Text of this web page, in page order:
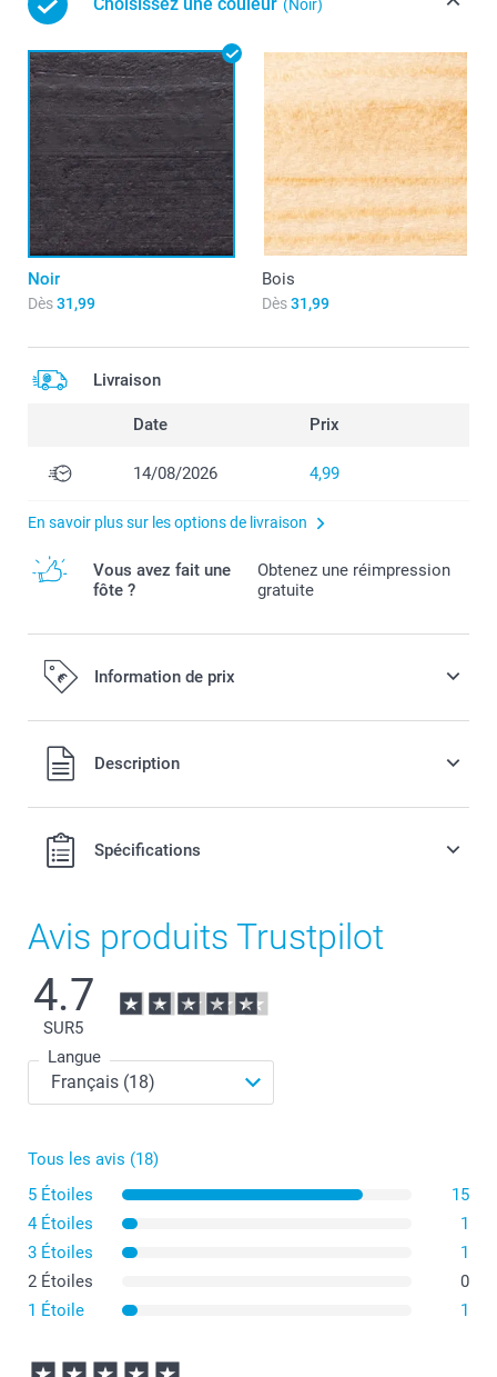
Choisissez une couleur (Noir)
Noir
Dès31,99
Bois
Dès31,99
Livraison
Date Prix
14/08/2026 4,99
En savoir plus sur les options de livraison
Vous avez fait une
fôte ?
Obtenez une réimpression
gratuite
Information de prix
Tous les prix sont en EURO (€), TVA incluse et hors frais de
port.
Description
Spécifications
Avis produits Trustpilot
4.7
SUR5
Langue
Tous les avis (18)
5 Étoiles
15
4 Étoiles
1
3 Étoiles
1
2 Étoiles
0
1 Étoile
1